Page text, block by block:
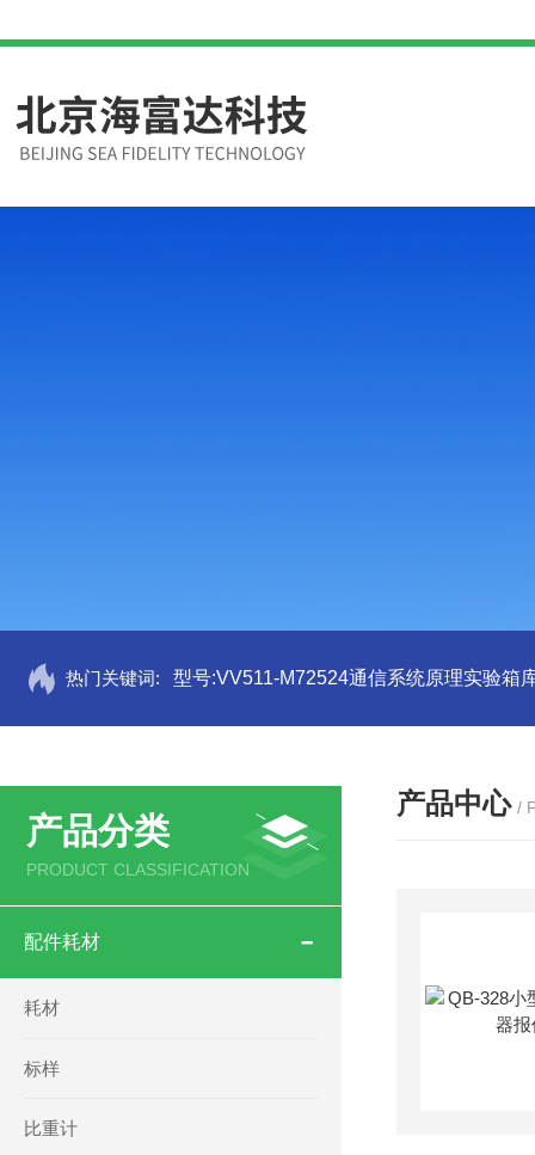
热门关键词: 型号:VV511-M72524通信系统原理实验箱
产品分类
PRODUCT CLASSIFICATION
配件耗材
耗材
标样
比重计
产品中心 /